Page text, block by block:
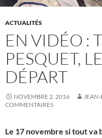
ACTUALITÉS
EN VIDÉO :
PESQUET,
DÉPART
NOVEMBRE 2, 2016 JEAN-
COMMENTAIRES
Le 17 novembre si tout va